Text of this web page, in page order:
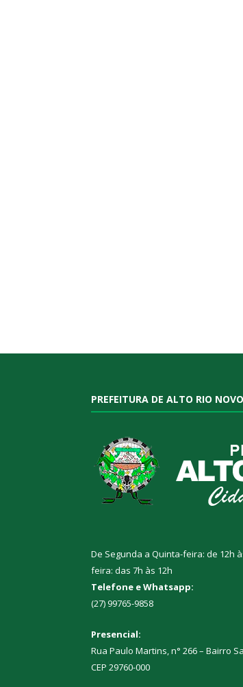
PREFEITURA DE ALTO RIO NOVO
De Segunda a Quinta-feira: de 12h
feira: das 7h às 12h
Telefone e Whatsapp:
(27) 99765-9858
Presencial:
Rua Paulo Martins, n° 266 – Bairro
CEP 29760-000